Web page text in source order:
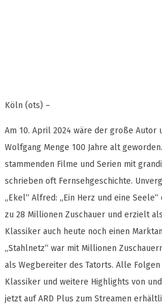
Köln (ots) –
Am 10. April 2024 wäre der große Autor
Wolfgang Menge 100 Jahre alt
stammenden Filme und Serien mit
schrieben oft Fernsehgeschichte.
„Ekel“ Alfred: „Ein Herz und eine
zu 28 Millionen Zuschauer und erzielt
Klassiker auch heute noch einen
„Stahlnetz“ war mit Millionen
als Wegbereiter des Tatorts. Alle
Klassiker und weitere Highlights von
jetzt auf ARD Plus zum Streamen